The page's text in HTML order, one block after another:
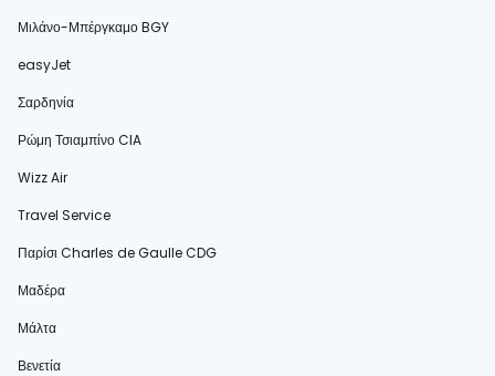
Μιλάνο-Μπέργκαμο BGY
easyJet
Σαρδηνία
Ρώμη Τσιαμπίνο CIA
Wizz Air
Travel Service
Παρίσι Charles de Gaulle CDG
Μαδέρα
Μάλτα
Βενετία